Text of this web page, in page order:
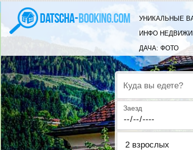
УНИКАЛЬНЫЕ
ИНФО
ДАЧА: ФОТО
Куда вы едете?
Заезд